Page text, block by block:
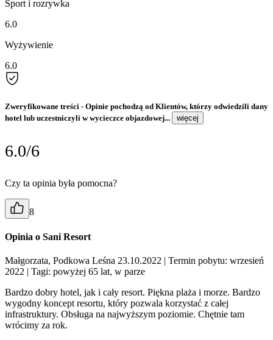
Sport i rozrywka
6.0
Wyżywienie
6.0
Zweryfikowane treści - Opinie pochodzą od Klientów, którzy odwiedzili dany
hotel lub uczestniczyli w wycieczce objazdowej...
więcej
6.0/6
Czy ta opinia była pomocna?
8
Opinia o Sani Resort
Małgorzata, Podkowa Leśna 23.10.2022 | Termin pobytu: wrzesień
2022 | Tagi: powyżej 65 lat, w parze
Bardzo dobry hotel, jak i cały resort. Piękna plaża i morze. Bardzo
wygodny koncept resortu, który pozwala korzystać z całej
infrastruktury. Obsługa na najwyższym poziomie. Chętnie tam
wrócimy za rok.